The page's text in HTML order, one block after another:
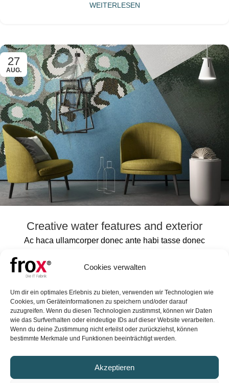
Cookies verwalten
Um dir ein optimales Erlebnis zu bieten, verwenden wir Technologien wie
Cookies, um Geräteinformationen zu speichern und/oder darauf
zuzugreifen. Wenn du diesen Technologien zustimmst, können wir Daten
wie das Surfverhalten oder eindeutige IDs auf dieser Website verarbeiten.
Wenn du deine Zustimmung nicht erteilst oder zurückziehst, können
bestimmte Merkmale und Funktionen beeinträchtigt werden.
Akzeptieren
WEITERLESEN
27
AUG.
Creative water features and exterior
Ac haca ullamcorper donec ante habi tasse donec
hac et vestibulum duis a tincidunt per a aptent interdum
WEITERLESEN
FROX GmbH
44141 Dortmund
Vertrieb: +49 (0)231 99 76 04 0